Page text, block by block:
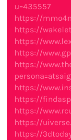
u=435557
https://
https://
https://
https://
https://
https://
https://
https://
https://
https://